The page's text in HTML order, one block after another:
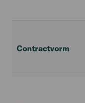
Contractvorm